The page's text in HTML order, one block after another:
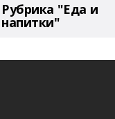
Рубрика "Еда и
напитки"